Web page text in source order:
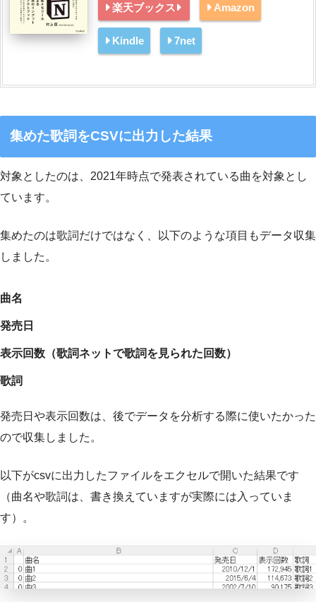
楽天ブックス Amazon
Kindle 7net
集めた歌詞をCSVに出力した結果
対象としたのは、2021年時点で発表されている曲を対象とし
ています。
集めたのは歌詞だけではなく、以下のような項目もデータ収集
しました。
曲名
発売日
表示回数（歌詞ネットで歌詞を見られた回数）
歌詞
発売日や表示回数は、後でデータを分析する際に使いたかった
ので収集しました。
以下がcsvに出力したファイルをエクセルで開いた結果です
（曲名や歌詞は、書き換えていますが実際には入っていま
す）。